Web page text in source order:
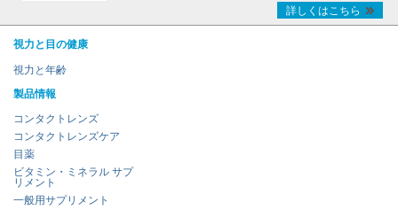
詳しくはこちら
視力と目の健康
視力と年齢
製品情報
コンタクトレンズ
コンタクトレンズケア
目薬
ビタミン・ミネラル サプ
リメント
一般用サプリメント